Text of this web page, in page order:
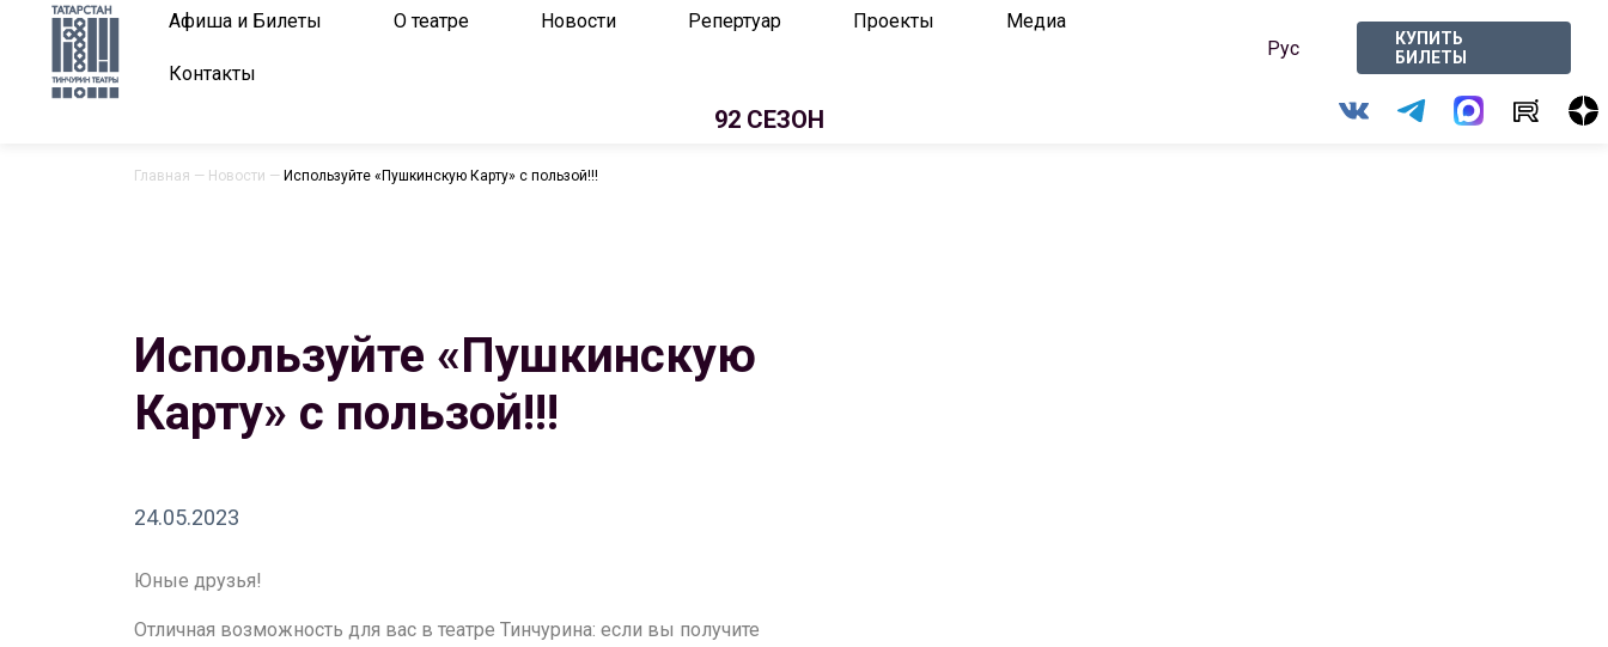
Афиша и Билеты О театре Новости Репертуар Проекты Медиа
Контакты
Рус
КУПИТЬ
БИЛЕТЫ
92 СЕЗОН
Главная — Новости — Используйте «Пушкинскую Карту» с пользой!!!
Используйте «Пушкинскую
Карту» с пользой!!!
24.05.2023
Юные друзья!
Отличная возможность для вас в театре Тинчурина: если вы получите